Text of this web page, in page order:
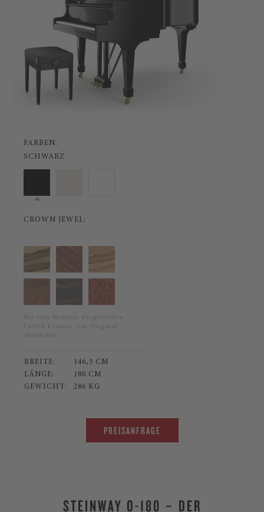
FARBEN:
SCHWARZ
CROWN JEWEL:
Die vom Monitor dargestellten
Farben können vom Original
abweichen.
BREITE:
146,5 CM
LÄNGE:
180 CM
GEWICHT:
286 KG
PREISANFRAGE
STEINWAY O-180 – DER